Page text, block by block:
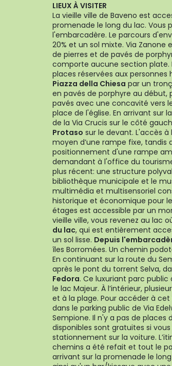
LIEUX À VISITER
La vieille ville de Baveno est
promenade le long du lac. Vous
l'embarcadère. Le parcours
20% et un sol mixte. Via
de pierres et de pavés de
comporte aucune section plate.
places réservées aux personnes
Piazza della Chiesa par un
en pavés de porphyre au début,
pavés avec une concavité vers
place de l'église. En arrivant sur
de la Via Crucis sur le côté
Protaso sur le devant. L'accès
moyen d’une rampe fixe, tandis
positionnement d'une rampe
demandant à l'office du
plus récent: une structure
bibliothèque municipale et le
multimédia et multisensoriel
historique et économique pour
étages est accessible par un
vieille ville, vous revenez au lac
du lac, qui est entièrement
un sol lisse. Depuis
îles Borromées. Un chemin
En continuant sur la route du
après le pont du torrent Selva,
Fedora. Ce luxuriant parc
le lac Majeur. À l’intérieur,
et à la plage. Pour accéder à
dans le parking public de Via
Sempione. Il n'y a pas de
disponibles sont gratuites si
stationnement sur la voiture.
chemins a été refait et tout le
arrivant sur la promenade le